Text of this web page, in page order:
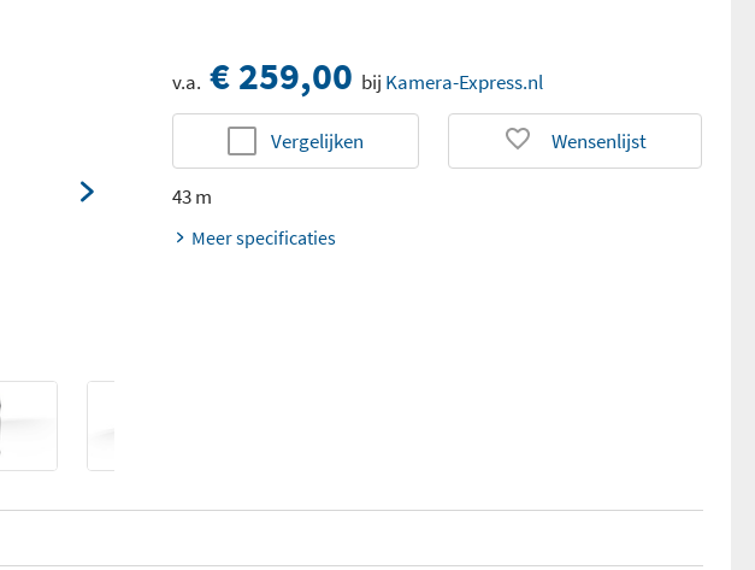
v.a. € 259,00 bij Kamera-Express.nl
Vergelijken Wensenlijst
43 m
Meer specificaties